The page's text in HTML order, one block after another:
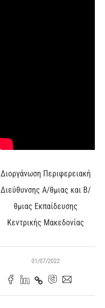
Διοργάνωση Περιφερειακή
Διεύθυνσης Α/θμιας και Β/
θμιας Εκπαίδευσης
Κεντρικής Μακεδονίας
01/07/2022